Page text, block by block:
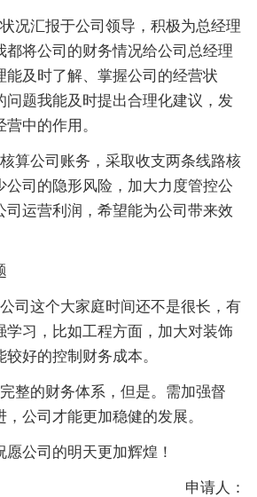
况汇报于公司领导，积极为总经理
都将公司的财务情况给公司总经理
能及时了解、掌握公司的经营状
问题我能及时提出合理化建议，发
中的作用。
算公司账务，采取收支两条线路核
公司的隐形风险，加大力度管控公
司运营利润，希望能为公司带来效
司这个大家庭时间还不是很长，有
学习，比如工程方面，加大对装饰
好的控制财务成本。
整的财务体系，但是。需加强督
公司才能更加稳健的发展。
公司的明天更加辉煌！
申请人：